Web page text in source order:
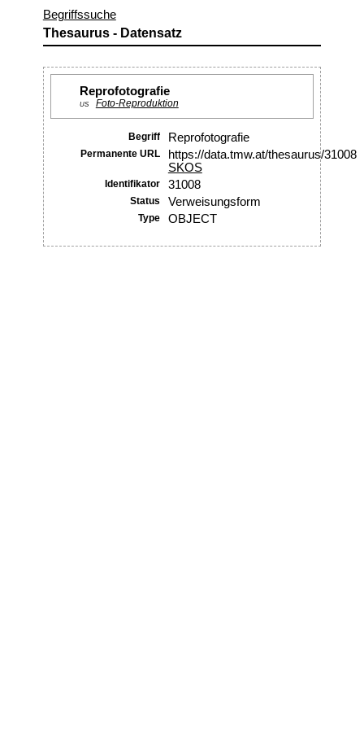
Begriffssuche
Thesaurus - Datensatz
Reprofotografie
US Foto-Reproduktion
Begriff Reprofotografie
Permanente URL
https://data.tmw.at/thesaurus/31008
SKOS
Identifikator 31008
Status Verweisungsform
Type OBJECT